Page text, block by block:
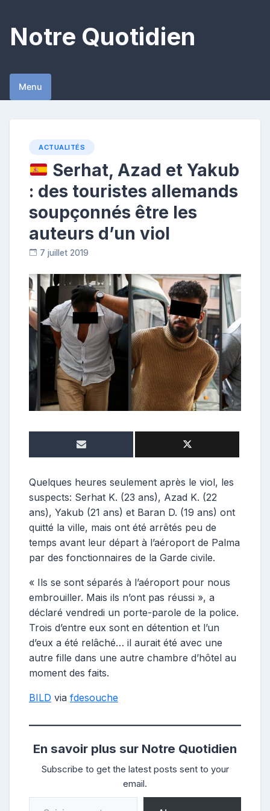
content
Notre Quotidien
Menu
ACTUALITÉS
Serhat, Azad et Yakub
: des touristes allemands
soupçonnés être les
auteurs d’un viol
7 juillet 2019
n
t
r
i
b
u
t
r
Quelques heures seulement après le viol, les
suspects: Serhat K. (23 ans), Azad K. (22
ans), Yakub (21 ans) et Baran D. (19 ans) ont
quitté la ville, mais ont été arrêtés peu de
temps avant leur départ à l’aéroport de Palma
par des fonctionnaires de la Garde civile.
« Ils se sont séparés à l’aéroport pour nous
embrouiller. Mais ils n’ont pas réussi », a
déclaré vendredi un porte-parole de la police.
Trois d’entre eux sont en détention et l’un
d’eux a été relâché… il aurait été avec une
autre fille dans une autre chambre d’hôtel au
moment des faits.
BILD via fdesouche
En savoir plus sur Notre Quotidien
Subscribe to get the latest posts sent to your
email.
Saisissez votre adresse e-mail…